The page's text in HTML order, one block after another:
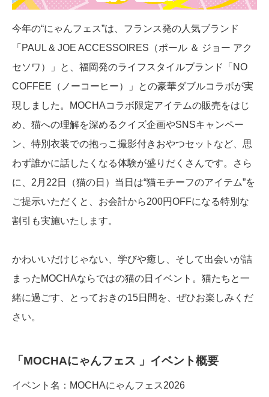
今年の“にゃんフェス”は、フランス発の人気ブランド
「PAUL & JOE ACCESSOIRES（ポール ＆ ジョー アク
セソワ）」と、福岡発のライフスタイルブランド「NO
COFFEE（ノーコーヒー）」との豪華ダブルコラボが実
現しました。MOCHAコラボ限定アイテムの販売をはじ
め、猫への理解を深めるクイズ企画やSNSキャンペー
ン、特別衣装での抱っこ撮影付きおやつセットなど、思
わず誰かに話したくなる体験が盛りだくさんです。さら
に、2月22日（猫の日）当日は“猫モチーフのアイテム”を
ご提示いただくと、お会計から200円OFFになる特別な
割引も実施いたします。
かわいいだけじゃない、学びや癒し、そして出会いが詰
まったMOCHAならではの猫の日イベント。猫たちと一
緒に過ごす、とっておきの15日間を、ぜひお楽しみくだ
さい。
「MOCHAにゃんフェス 」イベント概要
イベント名：MOCHAにゃんフェス2026